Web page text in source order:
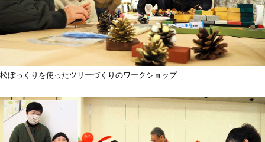
松ぼっくりを使ったツリーづくりのワークショップ